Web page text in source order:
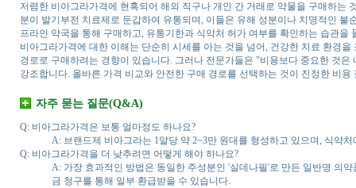
저렴한 비아그라가격에 현혹되어 해외 직구나 개인 간 거래로 약물을 구매하
분이 발기부전 치료제로 둔갑하여 유통되며, 이들은 유해 성분이나 치명적인
프라인 약국을 통해 구매하고, 유통기한과 식약처 허가 여부를 확인하는 습관을
비아그라가격에 대한 이해는 단순히 시세를 아는 것을 넘어, 건강한 치료 환경
경로로 구매하려는 경향이 있습니다. 그러나 전문가들은 "비용보다 중요한 것
강조합니다. 올바른 가격 비교와 안전한 구매 경로를 선택하는 것이 진정한 비용
자주 묻는 질문(Q&A)
Q: 비아그라가격은 보통 얼마정도 하나요?
A: 브랜드제 비아그라는 1알당 약 2~3만 원대를 형성하고 있으며, 식약
Q: 비아그라가격을 더 낮추려면 어떻게 해야 하나요?
A: 가장 효과적인 방법은 동일한 주성분인 '실데나필'로 만든 일반명 의
금 청구를 통해 일부 환급받을 수 있습니다.